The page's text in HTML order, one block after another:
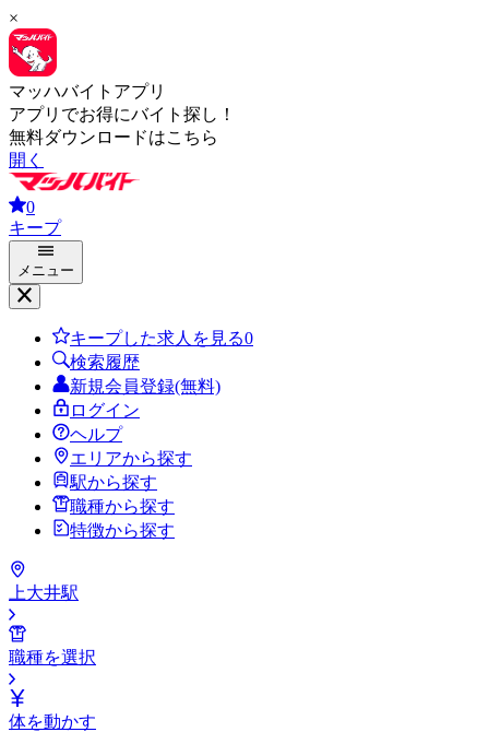
×
マッハバイトアプリ
アプリでお得にバイト探し！
無料ダウンロードはこちら
開く
0
キープ
メニュー
キープした求人を見る0
検索履歴
新規会員登録(無料)
ログイン
ヘルプ
エリアから探す
駅から探す
職種から探す
特徴から探す
上大井駅
職種を選択
体を動かす